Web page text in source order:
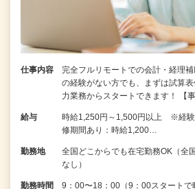
仕事内容
完全フルリモートでの会計・経理
の経験がない⽅でも、まずは試算
⼒業務からスタートできます！ 【
給与
時給1,250円～1,500円以上 ※経験
修期間あり：時給1,200…
勤務地
全国どこからでも在宅勤務OK（全
なし）
勤務時間 9：00〜18：00（9：00スタート